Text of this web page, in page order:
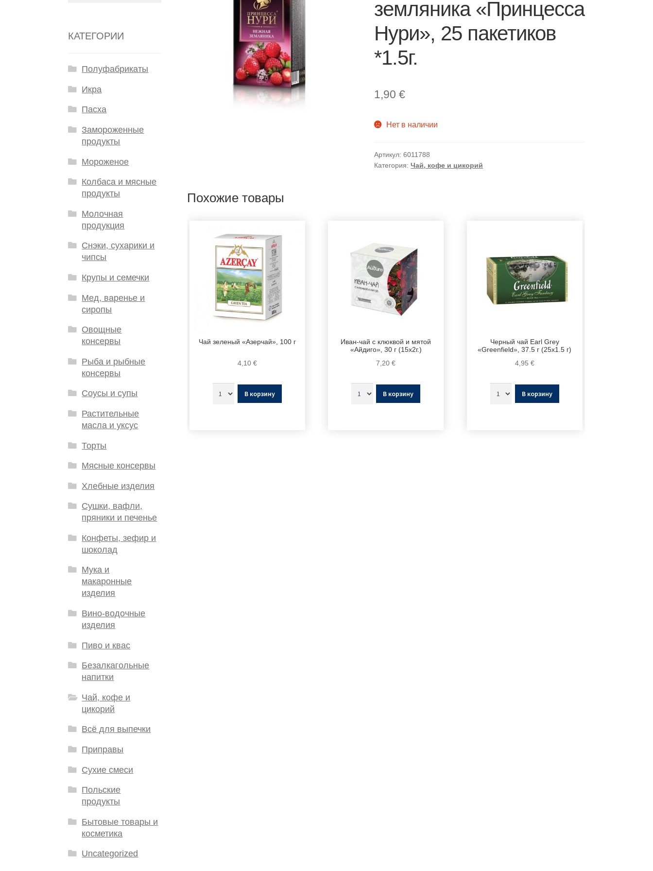
земляника «Принцесса
Нури», 25 пакетиков
*1.5г.
1,90€
Нет в наличии
Артикул:6011788
Категория:Чай, кофе и цикорий
Похожие товары
Чай зеленый «Азерчай», 100 г
4,10 €
В корзину
Иван-чай с клюквой и мятой
«Айдиго», 30 г (15х2г.)
7,20€
В корзину
Черный чай Earl Grey
«Greenfield», 37.5 г (25х1.5 г)
4,95 €
В корзину
КАТЕГОРИИ
Полуфабрикаты
Икра
Пасха
Замороженные
продукты
Мороженое
Колбаса и мясные
продукты
Молочная
продукция
Снэки, сухарики и
чипсы
Крупы и семечки
Мед, варенье и
сиропы
Овощные
консервы
Рыба и рыбные
консервы
Соусы и супы
Растительные
масла и уксус
Торты
Мясные консервы
Хлебные изделия
Сушки, вафли,
пряники и печенье
Конфеты, зефир и
шоколад
Мука и
макаронные
изделия
Вино-водочные
изделия
Пиво и квас
Безалкагольные
напитки
Чай, кофе и
цикорий
Всё для выпечки
Приправы
Сухие смеси
Польские
продукты
Бытовые товары и
косметика
Uncategorized